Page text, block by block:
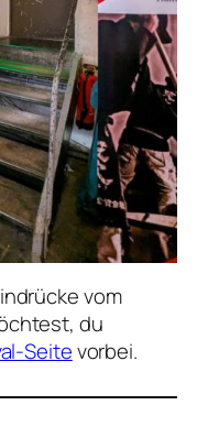
vom
du
Seitevorbei.